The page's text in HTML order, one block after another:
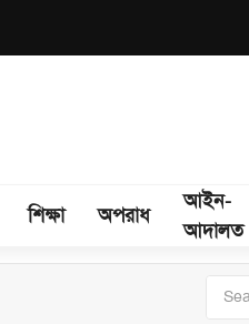
শিক্ষা অপরাধ
আইন-
আদালত